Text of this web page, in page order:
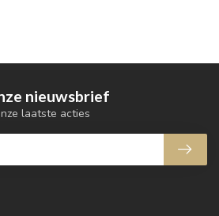
nieuwsbrief
laatste acties